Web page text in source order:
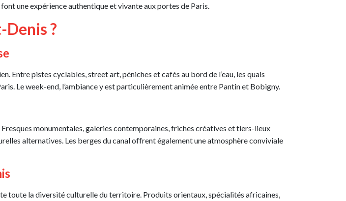
une expérience authentique et vivante aux portes de Paris.
?
Entre pistes cyclables, street art, péniches et cafés au bord de l’eau, les quais
Le week-end, l’ambiance y est particulièrement animée entre Pantin et Bobigny.
monumentales, galeries contemporaines, friches créatives et tiers-lieux
alternatives. Les berges du canal offrent également une atmosphère conviviale
toute la diversité culturelle du territoire. Produits orientaux, spécialités africaines,